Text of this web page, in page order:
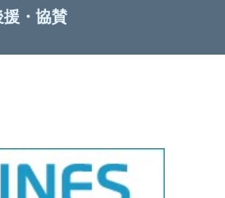
・協賛